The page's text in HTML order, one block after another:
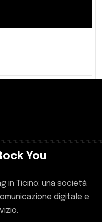
You
in Ticino: una società
digitale e